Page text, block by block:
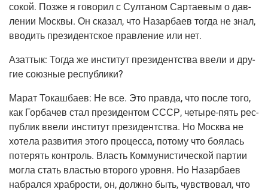
со­кой. Поз­же я гово­рил с Сул­та­ном Сар­та­е­вым о дав­
ле­нии Моск­вы. Он ска­зал, что Назар­ба­ев тогда не знал,
вво­дить пре­зи­дент­ское прав­ле­ние или нет.
Азаттык: Тогда же инсти­тут пре­зи­дент­ства вве­ли и дру­
гие союз­ные республики?
Марат Токаш­ба­ев: Не все. Это прав­да, что после того,
как Гор­ба­чев стал пре­зи­ден­том СССР, четы­ре-пять рес­
пуб­лик вве­ли инсти­тут пре­зи­дент­ства. Но Москва не
хоте­ла раз­ви­тия это­го про­цес­са, пото­му что боя­лась
поте­рять кон­троль. Власть Ком­му­ни­сти­че­ской пар­тии
мог­ла стать вла­стью вто­ро­го уров­ня. Но Назар­ба­ев
набрал­ся храб­ро­сти, он, долж­но быть, чув­ство­вал, что